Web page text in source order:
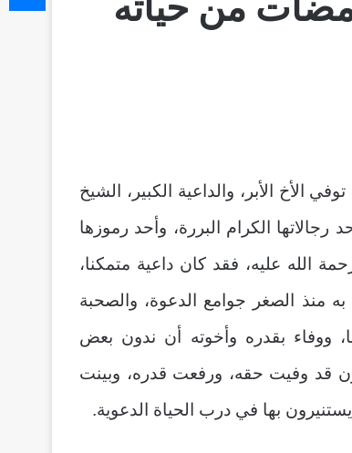
المنصرم من 20 رجب 1439ه الموافق 07 أبريل 2018م توفي الأخ الأبر، والداعية الكبير، الشيخ
الكرام البررة، وأحد رموزها
الله عليه، فقد كان داعية متمكنا،
به منذ الصغر جوامع الدعوة، والصحبة
ووفاء بقدره وأخوته أن ندون بعض
قد وفيت حقه، ورفعت قدره، وبينت
بها في درب الحياة الدعوية.